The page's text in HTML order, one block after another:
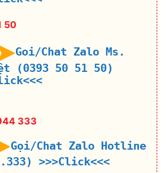
50
Goi/Chat Zalo Ms.
(0393 50 51 50)
333
Gọi/Chat Zalo Hotline
>>>Click<<<